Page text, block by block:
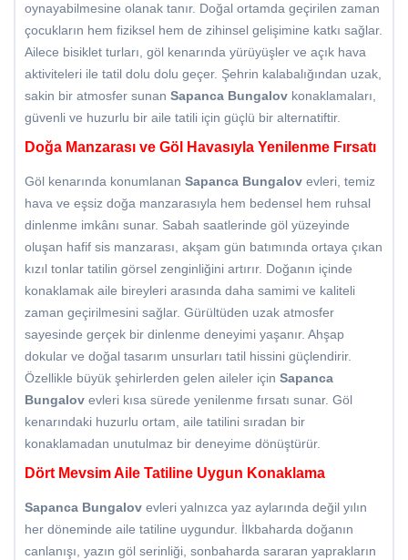
oynayabilmesine olanak tanır. Doğal ortamda geçirilen zaman
çocukların hem fiziksel hem de zihinsel gelişimine katkı sağlar.
Ailece bisiklet turları, göl kenarında yürüyüşler ve açık hava
aktiviteleri ile tatil dolu dolu geçer. Şehrin kalabalığından uzak,
sakin bir atmosfer sunan Sapanca Bungalov konaklamaları,
güvenli ve huzurlu bir aile tatili için güçlü bir alternatiftir.
Doğa Manzarası ve Göl Havasıyla Yenilenme Fırsatı
Göl kenarında konumlanan Sapanca Bungalov evleri, temiz
hava ve eşsiz doğa manzarasıyla hem bedensel hem ruhsal
dinlenme imkânı sunar. Sabah saatlerinde göl yüzeyinde
oluşan hafif sis manzarası, akşam gün batımında ortaya çıkan
kızıl tonlar tatilin görsel zenginliğini artırır. Doğanın içinde
konaklamak aile bireyleri arasında daha samimi ve kaliteli
zaman geçirilmesini sağlar. Gürültüden uzak atmosfer
sayesinde gerçek bir dinlenme deneyimi yaşanır. Ahşap
dokular ve doğal tasarım unsurları tatil hissini güçlendirir.
Özellikle büyük şehirlerden gelen aileler için Sapanca
Bungalov evleri kısa sürede yenilenme fırsatı sunar. Göl
kenarındaki huzurlu ortam, aile tatilini sıradan bir
konaklamadan unutulmaz bir deneyime dönüştürür.
Dört Mevsim Aile Tatiline Uygun Konaklama
Sapanca Bungalov evleri yalnızca yaz aylarında değil yılın
her döneminde aile tatiline uygundur. İlkbaharda doğanın
canlanışı, yazın göl serinliği, sonbaharda sararan yaprakların